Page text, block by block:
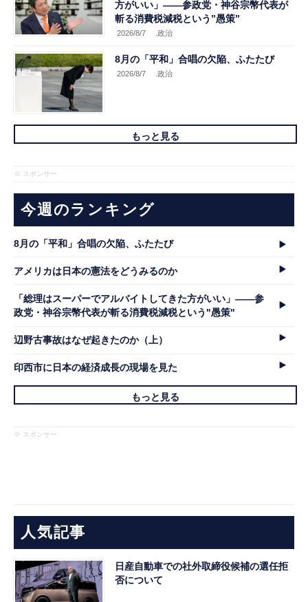
方がいい」――参政党・神谷宗幣代表が
斬る消費税減税という”愚策”
2026/8/7 .政治
8月の「平和」合唱の欠陥、ふたたび
2026/8/7 .政治
もっと見る
※ スポンサー
今週のランキング
8月の「平和」合唱の欠陥、ふたたび
アメリカは日本の憲法をどうみるのか
「総理はスーパーでアルバイトしてきた方がいい」――参
政党・神谷宗幣代表が斬る消費税減税という"愚策"
辺野古事故はなぜ起きたのか（上）
印西市に日本の経済成長の現場を見た
もっと見る
※ スポンサー
人気記事
日産自動車での社外取締役候補の選任拒
否について